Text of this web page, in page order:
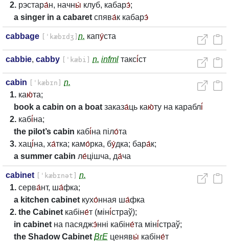
2. рэстара́н, начны́ клуб, кабарэ́;
a singer in a cabaret спява́к кабарэ́
cabbage [ˈkæbɪdʒ] n. капу́ста
cabbie, cabby [ˈkæbi] n. infml таксі́ст
cabin [ˈkæbɪn]
n.
1. каю́та;
book a cabin on a boat заказа́ць каю́ту на караблі́
2. кабі́на;
the pilot’s cabin кабі́на піло́та
3. хаці́на, ха́тка; камо́рка, бу́дка; бара́к;
a summer cabin ле́цішча, да́ча
cabinet [ˈkæbɪnət]
n.
1. серва́нт, ша́фка;
a kitchen cabinet кухо́нная ша́фка
2. the Cabinet кабіне́т (міні́страў);
in cabinet на пасяджэ́нні кабіне́та міні́страў;
the Shadow Cabinet BrE ценявы́ кабіне́т